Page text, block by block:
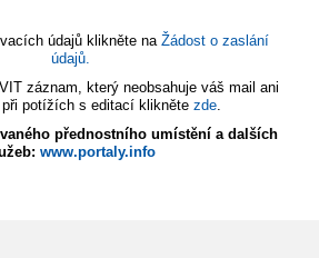
údajů klikněte na Žádost o zaslání
údajů.
záznam, který neobsahuje váš mail ani
při potížích s editací klikněte zde.
přednostního umístění a dalších
www.portaly.info